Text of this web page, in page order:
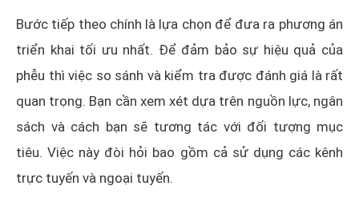
Bước tiếp theo chính là lựa chọn để đưa ra phương án
triển khai tối ưu nhất. Để đảm bảo sự hiệu quả của
phễu thì việc so sánh và kiểm tra được đánh giá là rất
quan trọng. Bạn cần xem xét dựa trên nguồn lực, ngân
sách và cách bạn sẽ tương tác với đối tượng mục
tiêu. Việc này đòi hỏi bao gồm cả sử dụng các kênh
trực tuyến và ngoại tuyến.